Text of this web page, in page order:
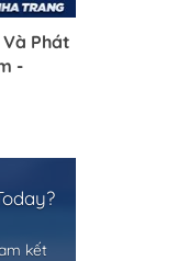
Phát
-
kết